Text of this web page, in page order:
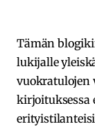
Tämän
lukijalle
vuokratulojen
kirjoituksessa